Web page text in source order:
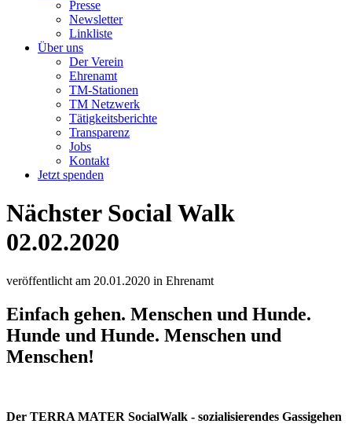
Presse
Newsletter
Linkliste
Über uns
Der Verein
Ehrenamt
TM-Stationen
TM Netzwerk
Tätigkeitsberichte
Transparenz
Jobs
Kontakt
Jetzt spenden
Nächster Social Walk
02.02.2020
veröffentlicht am 20.01.2020 in Ehrenamt
Einfach gehen. Menschen und Hunde.
Hunde und Hunde. Menschen und
Menschen!
Der TERRA MATER SocialWalk - sozialisierendes Gassigehen